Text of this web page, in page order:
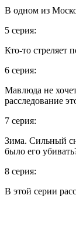
В одном из
5 серия:
Кто-то стреляет
6 серия:
Мавлюда не
расследование
7 серия:
Зима. Сильный
было его
8 серия:
В этой серии